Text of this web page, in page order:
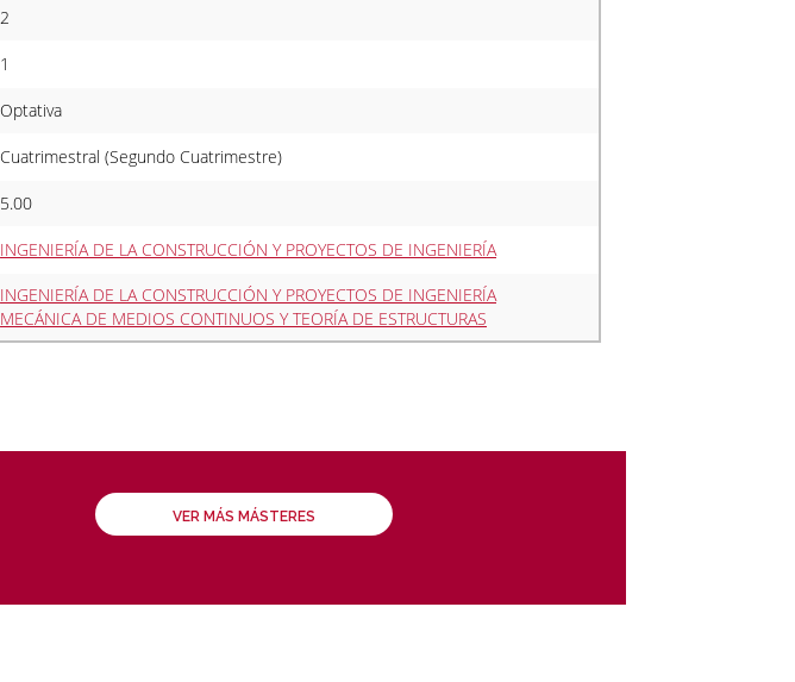
2
1
Optativa
Cuatrimestral (Segundo Cuatrimestre)
5.00
INGENIERÍA DE LA CONSTRUCCIÓN Y PROYECTOS DE INGENIERÍA
INGENIERÍA DE LA CONSTRUCCIÓN Y PROYECTOS DE INGENIERÍA
MECÁNICA DE MEDIOS CONTINUOS Y TEORÍA DE ESTRUCTURAS
VER MÁS MÁSTERES